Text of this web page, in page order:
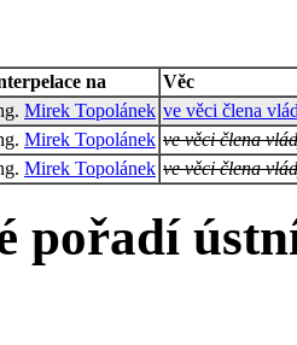
na
Věc
Mirek Topolánek ve věci člena
Mirek Topolánek ve věci člena
Mirek Topolánek ve věci člena
pořadí